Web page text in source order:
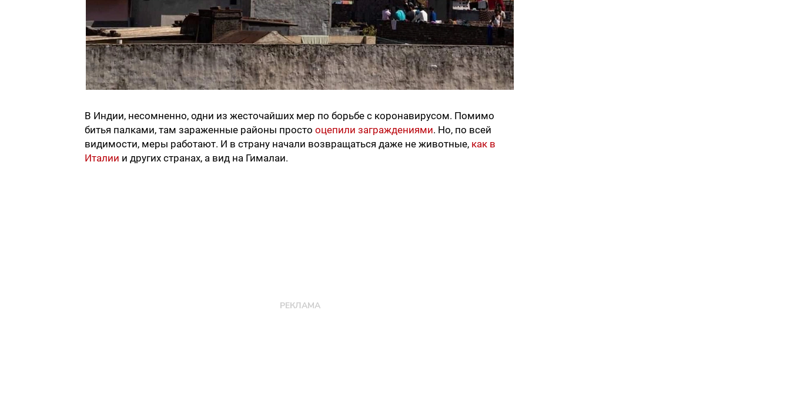
В Индии, несомненно, одни из жесточайших мер по борьбе с коронавирусом. Помимо
битья палками, там зараженные районы просто оцепили заграждениями. Но, по всей
видимости, меры работают. И в страну начали возвращаться даже не животные, как в
Италии и других странах, а вид на Гималаи.